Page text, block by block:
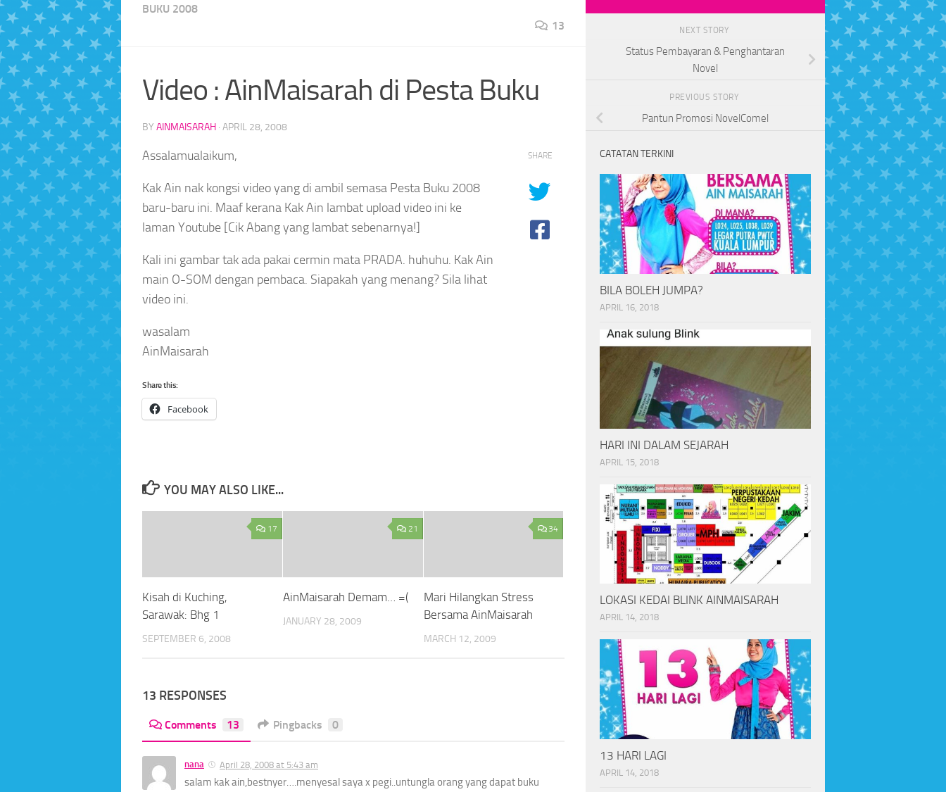
BUKU 2008
13
Video : AinMaisarah di Pesta Buku
BY AINMAISARAH · APRIL 28, 2008
Assalamualaikum,
Kak Ain nak kongsi video yang di ambil semasa Pesta Buku 2008
baru-baru ini. Maaf kerana Kak Ain lambat upload video ini ke
laman Youtube [Cik Abang yang lambat sebenarnya!]
Kali ini gambar tak ada pakai cermin mata PRADA. huhuhu. Kak Ain
main O-SOM dengan pembaca. Siapakah yang menang? Sila lihat
video ini.
wasalam
AinMaisarah
Share this:
Facebook
SHARE
YOU MAY ALSO LIKE...
17
Kisah di Kuching,
Sarawak: Bhg 1
SEPTEMBER 6, 2008
21
AinMaisarah Demam… =(
JANUARY 28, 2009
34
Mari Hilangkan Stress
Bersama AinMaisarah
MARCH 12, 2009
13 RESPONSES
Comments 13 Pingbacks 0
nana April 28, 2008 at 5:43 am
salam kak ain,bestnyer….menyesal saya x pegi..untungla orang yang dapat buku
NEXT STORY
Status Pembayaran & Penghantaran
Novel
PREVIOUS STORY
Pantun Promosi NovelComel
CATATAN TERKINI
BILA BOLEH JUMPA?
APRIL 16, 2018
HARI INI DALAM SEJARAH
APRIL 15, 2018
LOKASI KEDAI BLINK AINMAISARAH
APRIL 14, 2018
13 HARI LAGI
APRIL 14, 2018